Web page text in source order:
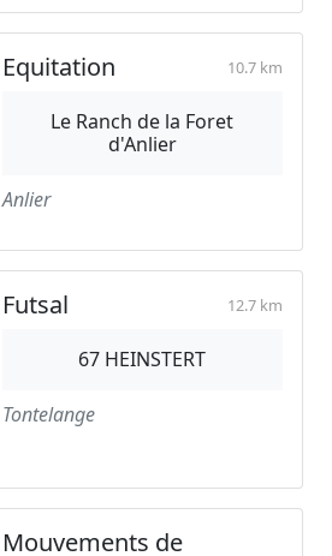
Equitation 10.7 km
Le Ranch de la Foret
d'Anlier
Anlier
Futsal 12.7 km
67 HEINSTERT
Tontelange
Mouvements de